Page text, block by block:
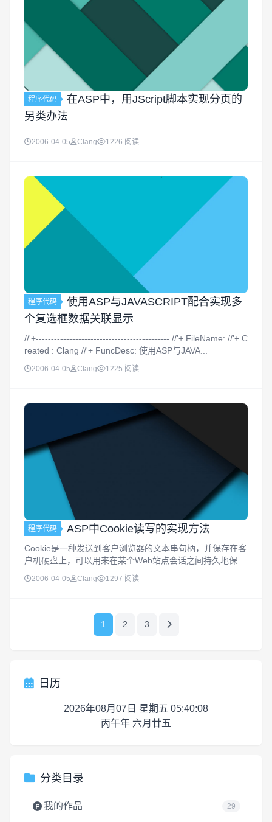
程序代码
在ASP中，用JScript脚本实现分页的
另类办法
2006-04-05 Clang 1226 阅读
程序代码
使用ASP与JAVASCRIPT配合实现多
个复选框数据关联显示
//'+-------------------------------------------- //'+ FileName: //'+ C
reated : Clang //'+ FuncDesc: 使用ASP与JAVA...
2006-04-05 Clang 1225 阅读
程序代码 ASP中Cookie读写的实现方法
Cookie是一种发送到客户浏览器的文本串句柄，并保存在客
户机硬盘上，可以用来在某个Web站点会话之间持久地保持
数据。Request和Response对象都有一组Cookie。Reques
t.cookie集合是一系列Cookie，从客...
2006-04-05 Clang 1297 阅读
1 2 3
日历
2026年08月07日 星期五 05:40:09
丙午年 六月廿五
分类目录
我的作品 29